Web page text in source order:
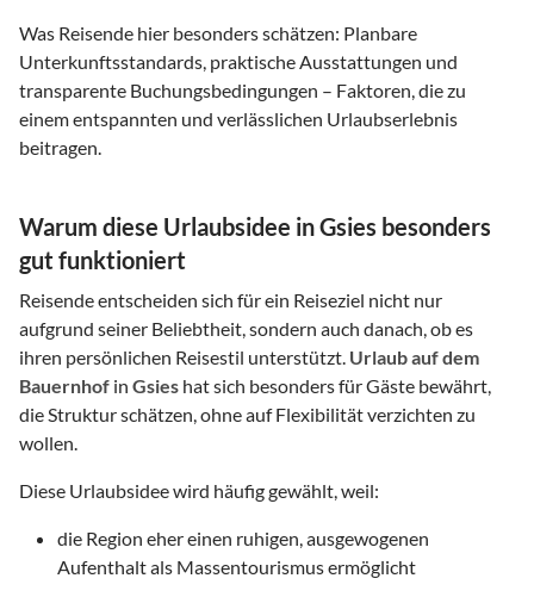
Was Reisende hier besonders schätzen: Planbare
Unterkunftsstandards, praktische Ausstattungen und
transparente Buchungsbedingungen – Faktoren, die zu
einem entspannten und verlässlichen Urlaubserlebnis
beitragen.
Warum diese Urlaubsidee in Gsies besonders
gut funktioniert
Reisende entscheiden sich für ein Reiseziel nicht nur
aufgrund seiner Beliebtheit, sondern auch danach, ob es
ihren persönlichen Reisestil unterstützt. Urlaub auf dem
Bauernhof in Gsies hat sich besonders für Gäste bewährt,
die Struktur schätzen, ohne auf Flexibilität verzichten zu
wollen.
Diese Urlaubsidee wird häufig gewählt, weil:
die Region eher einen ruhigen, ausgewogenen
Aufenthalt als Massentourismus ermöglicht